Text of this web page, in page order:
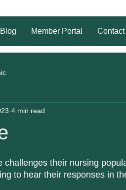
Blog Member Portal Contact
4 min read
their nursing
to hear their responses in